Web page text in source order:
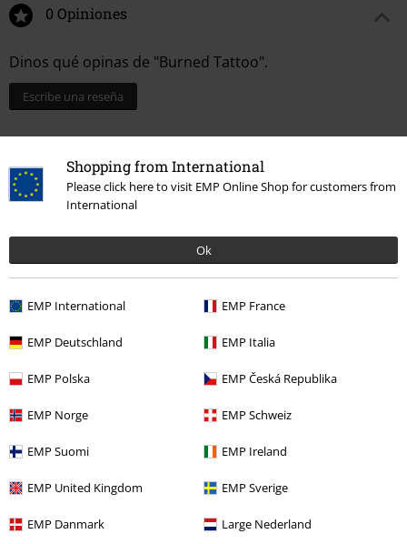
Shopping from International
Please click here to visit EMP Online Shop for customers from
International
Ok
EMP International EMP France
EMP Deutschland EMP Italia
EMP Polska EMP Česká Republika
EMP Norge EMP Schweiz
EMP Suomi EMP Ireland
EMP United Kingdom EMP Sverige
EMP Danmark Large Nederland
0 Opiniones
Dinos qué opinas de "Burned Tattoo".
Escribe una reseña
Desde25,99 €